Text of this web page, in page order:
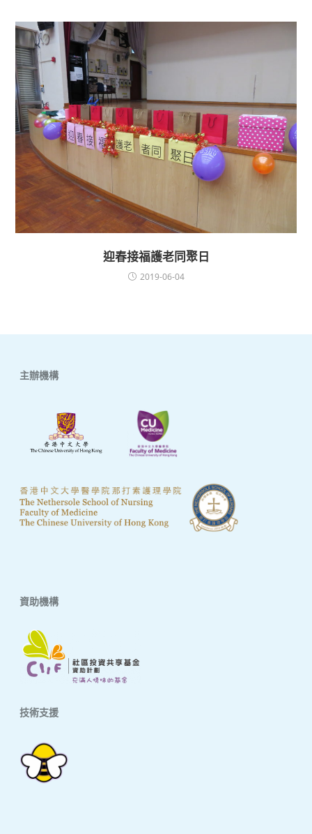
迎春接福護老同聚日
2019-06-04
主辦機構
資助機構
技術支援